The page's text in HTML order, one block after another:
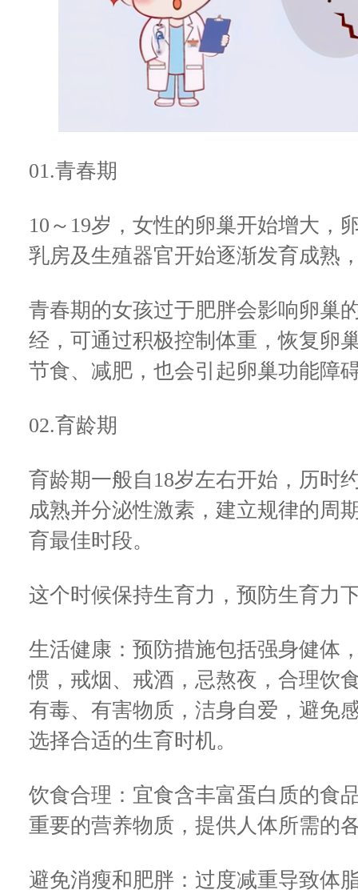
01.青春期
10～19岁，女性的卵巢开始增大，
乳房及生殖器官开始逐渐发育成熟
青春期的女孩过于肥胖会影响卵巢
经，可通过积极控制体重，恢复卵
节食、减肥，也会引起卵巢功能障
02.育龄期
育龄期一般自18岁左右开始，历时
成熟并分泌性激素，建立规律的周
育最佳时段。
这个时候保持生育力，预防生育力
生活健康：预防措施包括强身健体
惯，戒烟、戒酒，忌熬夜，合理饮
有毒、有害物质，洁身自爱，避免
选择合适的生育时机。
饮食合理：宜食含丰富蛋白质的食
重要的营养物质，提供人体所需的
避免消瘦和肥胖：过度减重导致体